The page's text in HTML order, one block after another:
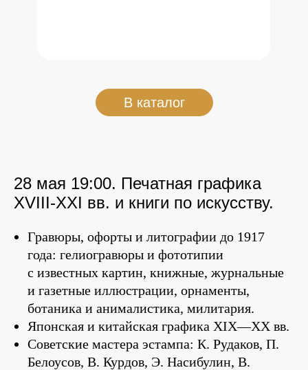
В каталог
28 мая 19:00. Печатная графика
XVIII-XXI вв. и книги по искусству.
Гравюры, офорты и литографии до 1917
года: гелиогравюры и фототипии
с известных картин, книжные, журнальные
и газетные иллюстрации, орнаменты,
ботаника и анималистика, милитария.
Японская и китайская графика XIX—XX вв.
Советские мастера эстампа: К. Рудаков, П.
Белоусов, В. Курдов, Э. Насибулин, В.